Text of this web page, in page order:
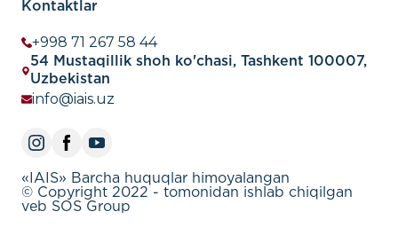
Kontaktlar
+998 71 267 58 44
54 Mustaqillik shoh ko'chasi, Tashkent 100007,
Uzbekistan
info@iais.uz
«IAIS» Barcha huquqlar himoyalangan
© Copyright 2022 - tomonidan ishlab chiqilgan
veb SOS Group